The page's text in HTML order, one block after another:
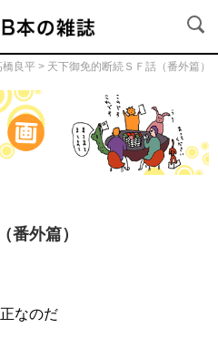
橋良平 > 天下御免的断続ＳＦ話（番外篇）
番外篇）
なのだ